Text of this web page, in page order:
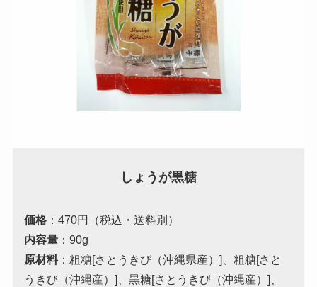
しょうが黒糖
価格 ：470円（税込・送料別）
内容量 ：90g
原材料：粗糖[さとうきび（沖縄県産）]、粗糖[さと
うきび（沖縄産）]、黒糖[さとうきび（沖縄産）]、